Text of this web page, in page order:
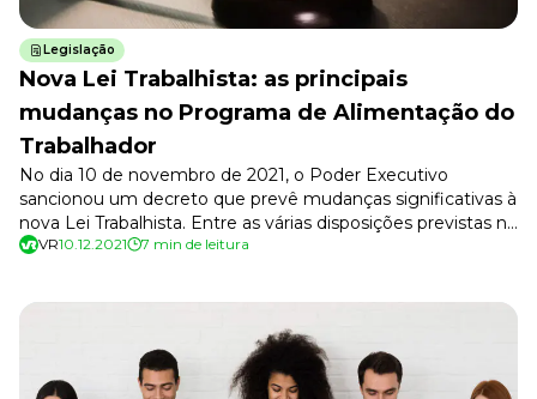
Legislação
Nova Lei Trabalhista: as principais
mudanças no Programa de Alimentação do
Trabalhador
No dia 10 de novembro de 2021, o Poder Executivo
sancionou um decreto que prevê mudanças significativas à
nova Lei Trabalhista. Entre as várias disposições previstas no
ato, o Programa de Alimentação do Trabalhador (PAT)
VR10.12.2021 7 min de leitura